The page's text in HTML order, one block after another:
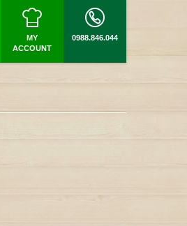
MY
ACCOUNT
0988.846.044